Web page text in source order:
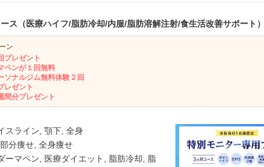
ス（医療ハイフ/脂肪冷却/内服/脂肪溶解注射/食生活改善サポート）
ン
プレゼント
ペンが１回無料
ソナルジム無料体験２回
レゼント
間分プレゼント
スライン, 顎下, 全身
分痩せ, 全身痩せ
ーマペン, 医療ダイエット, 脂肪冷却, 脂